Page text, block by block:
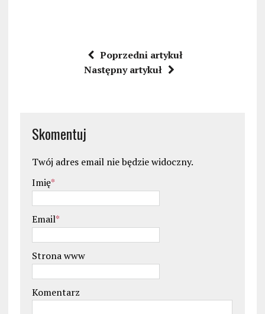
Poprzedni artykuł
Następny artykuł
Skomentuj
Twój adres email nie będzie widoczny.
Imię*
Email*
Strona www
Komentarz